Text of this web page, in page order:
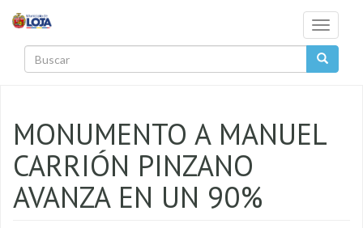
Toggle
MONUMENTO A MANUEL
CARRIÓN PINZANO
AVANZA EN UN 90%